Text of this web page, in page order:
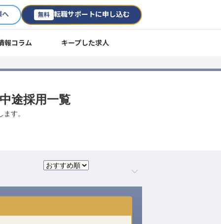
へ 無料 転職サポートに申し込む
報コラム キープした求人
途採用一覧
す。